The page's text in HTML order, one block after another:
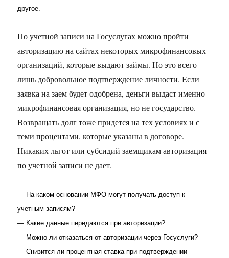
другое.
По учетной записи на Госуслугах можно пройти
авторизацию на сайтах некоторых микрофинансовых
организаций, которые выдают займы. Но это всего
лишь добровольное подтверждение личности. Если
заявка на заем будет одобрена, деньги выдаст именно
микрофинансовая организация, но не государство.
Возвращать долг тоже придется на тех условиях и с
теми процентами, которые указаны в договоре.
Никаких льгот или субсидий заемщикам авторизация
по учетной записи не дает.
— На каком основании МФО могут получать доступ к
учетным записям?
— Какие данные передаются при авторизации?
— Можно ли отказаться от авторизации через Госуслуги?
—Снизится ли процентная ставка при подтверждении